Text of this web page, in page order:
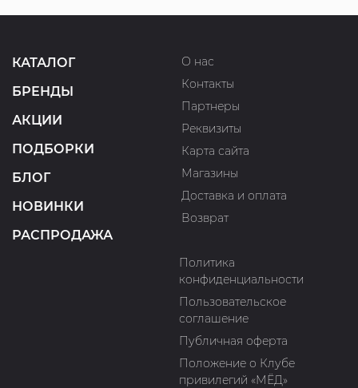
КАТАЛОГ
БРЕНДЫ
АКЦИИ
ПОДБОРКИ
БЛОГ
НОВИНКИ
РАСПРОДАЖА
О нас
Контакты
Партнеры
Реквизиты
Карта сайта
Магазины
Доставка и оплата
Возврат
Политика
конфиденциальности
Пользовательское
соглашение
Публичная оферта
Положение о Клубе
привилегий «МЁД»